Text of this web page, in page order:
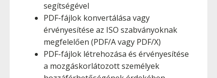
segítségével
PDF-fájlok konvertálása vagy
érvényesítése az ISO szabványoknak
megfelelően (PDF/A vagy PDF/X)
PDF-fájlok létrehozása és érvényesítése
a mozgáskorlátozott személyek